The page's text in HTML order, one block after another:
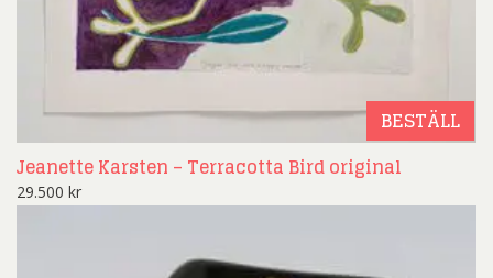
BESTÄLL
Jeanette Karsten – Terracotta Bird original
29.500 kr